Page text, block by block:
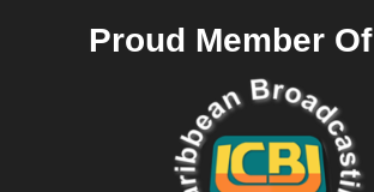
Proud Member